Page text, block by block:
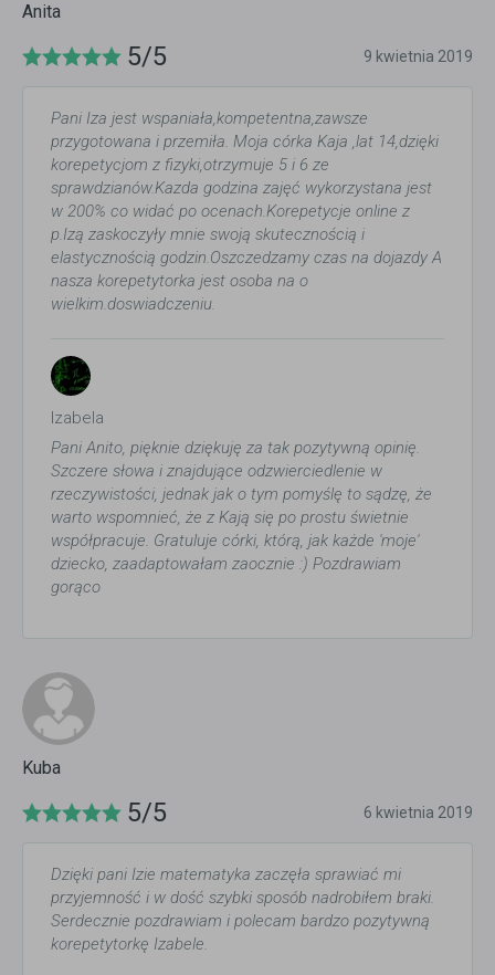
Anita
5/5 9 kwietnia 2019
Pani Iza jest wspaniała,kompetentna,zawsze
przygotowana i przemiła. Moja córka Kaja ,lat 14,dzięki
korepetycjom z fizyki,otrzymuje 5 i 6 ze
sprawdzianów.Kazda godzina zajęć wykorzystana jest
w 200% co widać po ocenach.Korepetycje online z
p.Izą zaskoczyły mnie swoją skutecznością i
elastycznością godzin.Oszczedzamy czas na dojazdy A
nasza korepetytorka jest osoba na o
wielkim.doswiadczeniu.
Izabela
Pani Anito, pięknie dziękuję za tak pozytywną opinię.
Szczere słowa i znajdujące odzwierciedlenie w
rzeczywistości, jednak jak o tym pomyślę to sądzę, że
warto wspomnieć, że z Kają się po prostu świetnie
współpracuje. Gratuluje córki, którą, jak każde 'moje'
dziecko, zaadaptowałam zaocznie :) Pozdrawiam
gorąco
Kuba
5/5 6 kwietnia 2019
Dzięki pani Izie matematyka zaczęła sprawiać mi
przyjemność i w dość szybki sposób nadrobiłem braki.
Serdecznie pozdrawiam i polecam bardzo pozytywną
korepetytorkę Izabele.